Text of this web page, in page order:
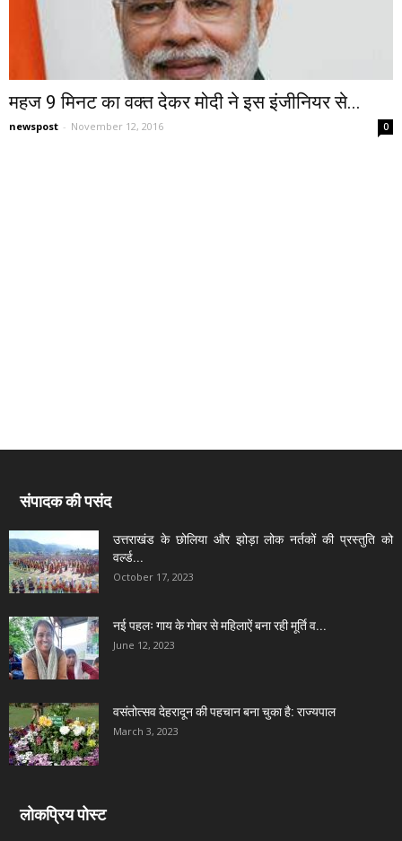
महज 9 मिनट का वक्त देकर मोदी ने इस इंजीनियर से...
newspost - November 12, 2016 0
संपादक की पसंद
उत्तराखंड के छोलिया और झोड़ा लोक नर्तकों की प्रस्तुति को
वर्ल्ड...
October 17, 2023
नई पहलः गाय के गोबर से महिलाऐं बना रही मूर्ति व...
June 12, 2023
वसंतोत्सव देहरादून की पहचान बना चुका है: राज्यपाल
March 3, 2023
लोकप्रिय पोस्ट